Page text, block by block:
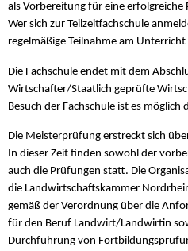
als Vorbereitung für eine
Wer sich zur Teilzeitfachschule
regelmäßige Teilnahme am
Die Fachschule endet mit dem
Wirtschafter/Staatlich geprüfte
Besuch der Fachschule ist es
Die Meisterprüfung erstreckt sich
In dieser Zeit finden sowohl der
auch die Prüfungen statt. Die
die Landwirtschaftskammer
gemäß der Verordnung über die
für den Beruf Landwirt/Landwirtin
Durchführung von